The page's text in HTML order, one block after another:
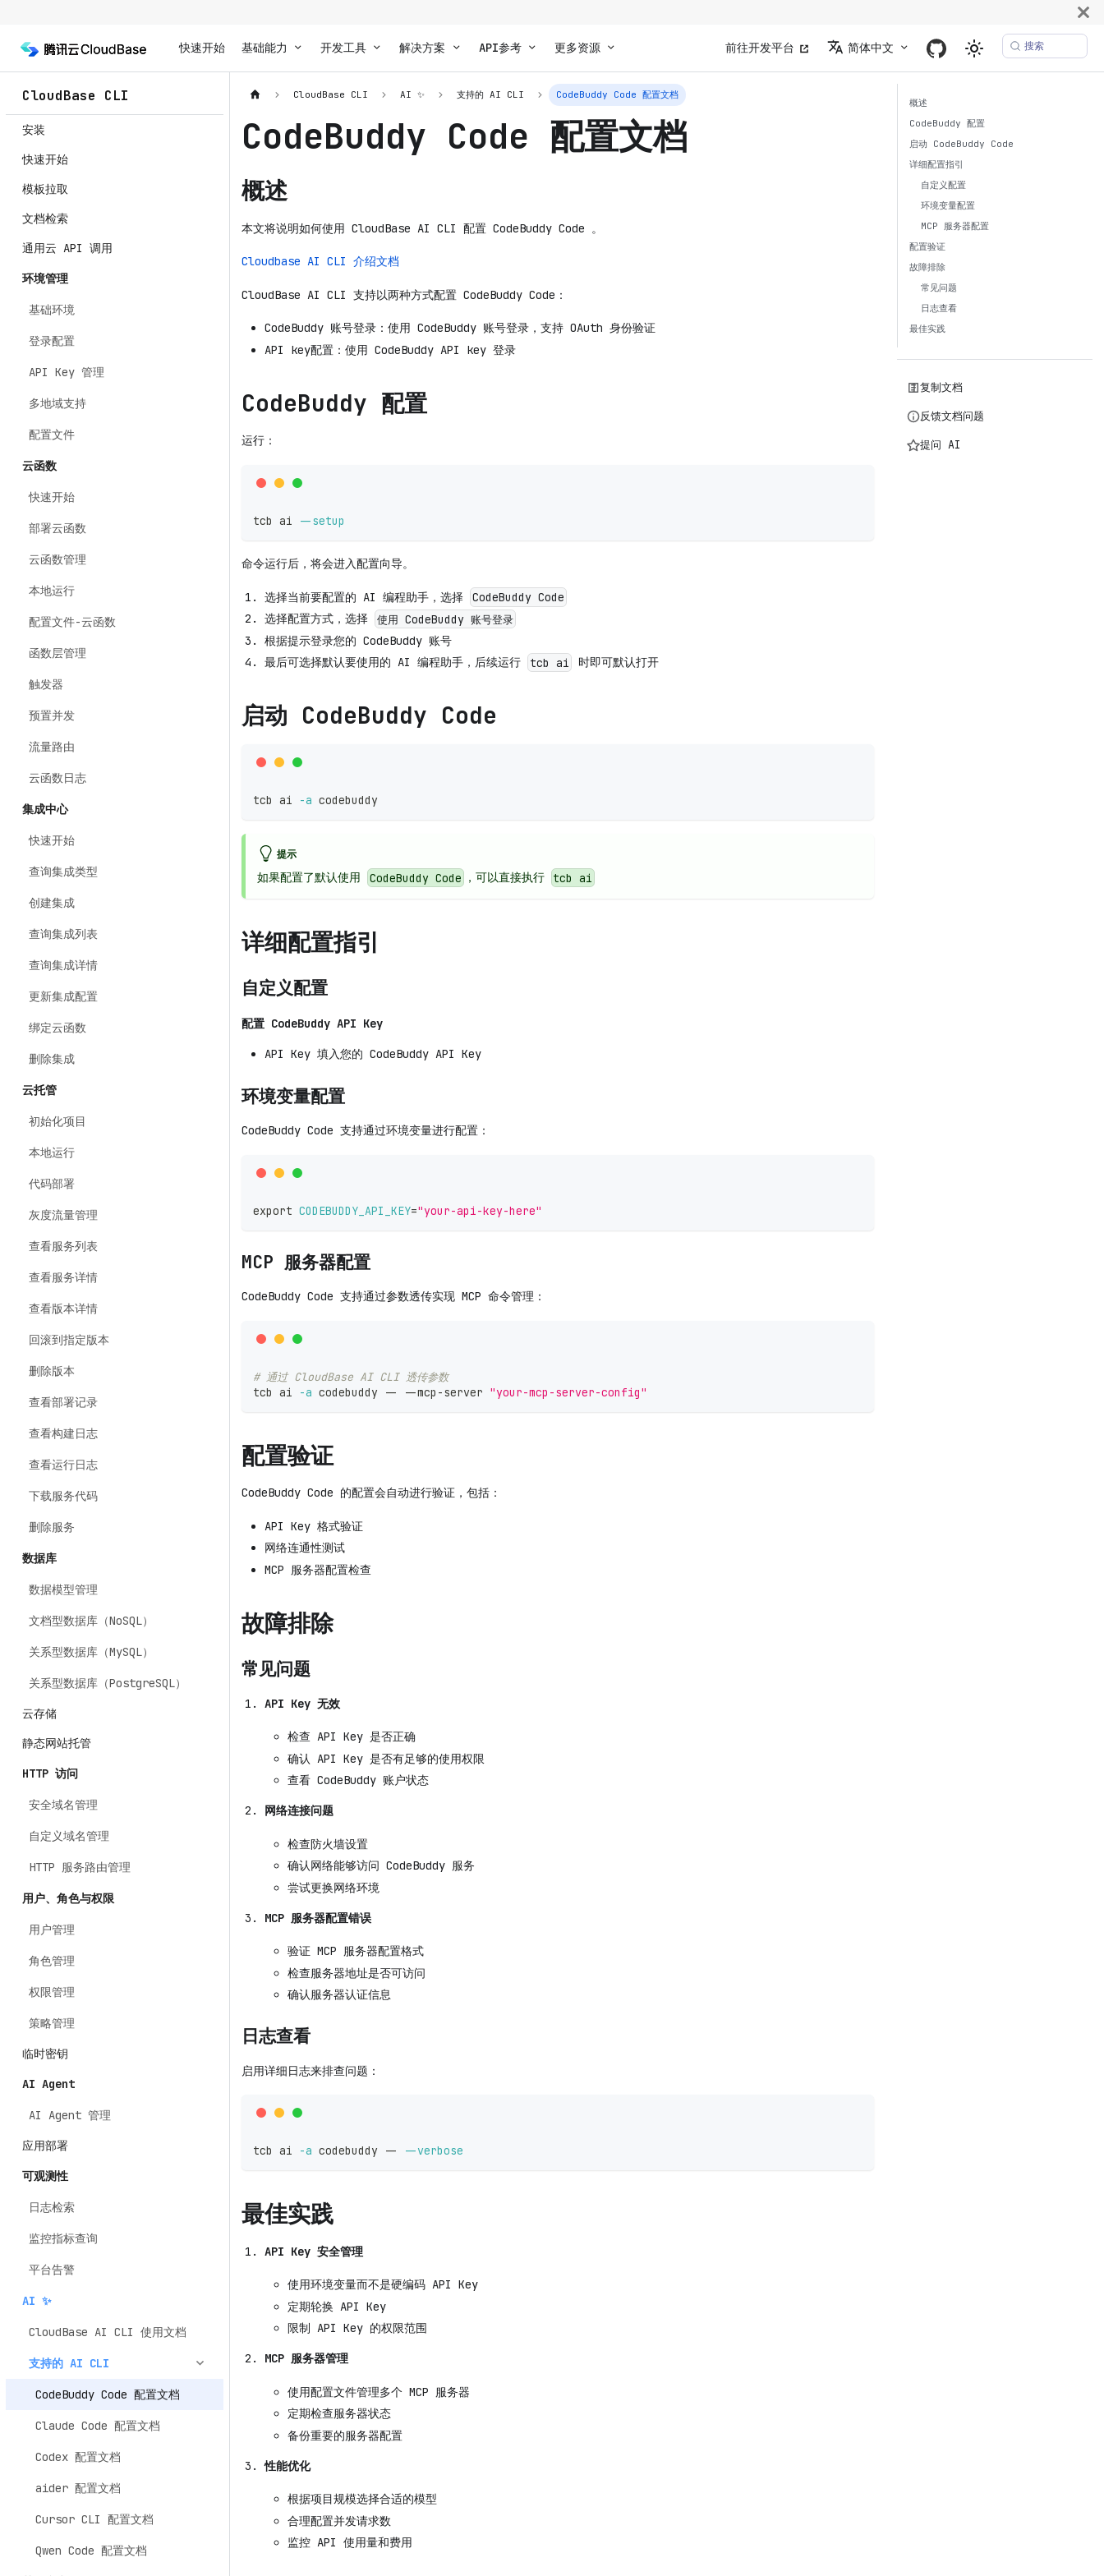
快速开始 基础能力 开发工具 解决方案 API参考 更多资源 前往开发平台 简体中文 搜索
CloudBase CLI
安装
快速开始
模板拉取
文档检索
通用云 API 调用
环境管理
基础环境
登录配置
API Key 管理
多地域支持
配置文件
云函数
快速开始
部署云函数
云函数管理
本地运行
配置文件-云函数
函数层管理
触发器
预置并发
流量路由
云函数日志
集成中心
快速开始
查询集成类型
创建集成
查询集成列表
查询集成详情
更新集成配置
绑定云函数
删除集成
云托管
初始化项目
本地运行
代码部署
灰度流量管理
查看服务列表
查看服务详情
查看版本详情
回滚到指定版本
删除版本
查看部署记录
查看构建日志
查看运行日志
下载服务代码
删除服务
数据库
数据模型管理
文档型数据库（NoSQL）
关系型数据库（MySQL）
关系型数据库（PostgreSQL）
云存储
静态网站托管
HTTP 访问
安全域名管理
自定义域名管理
HTTP 服务路由管理
用户、角色与权限
用户管理
角色管理
权限管理
策略管理
临时密钥
AI Agent
AI Agent 管理
应用部署
可观测性
日志检索
监控指标查询
平台告警
AI ✨
CloudBase AI CLI 使用文档
支持的 AI CLI
CodeBuddy Code 配置文档
Claude Code 配置文档
Codex 配置文档
aider 配置文档
Cursor CLI 配置文档
Qwen Code 配置文档
CloudBase CLI AI ✨ 支持的 AI CLI CodeBuddy Code 配置文档
CodeBuddy Code 配置文档
概述
本文将说明如何使用 CloudBase AI CLI 配置 CodeBuddy Code 。
Cloudbase AI CLI 介绍文档
CloudBase AI CLI 支持以两种方式配置 CodeBuddy Code：
CodeBuddy 账号登录：使用 CodeBuddy 账号登录，支持 OAuth 身份验证
API key配置：使用 CodeBuddy API key 登录
CodeBuddy 配置
运行：
tcb ai --setup
命令运行后，将会进入配置向导。
选择当前要配置的 AI 编程助手，选择
CodeBuddy Code
选择配置方式，选择
使用 CodeBuddy 账号登录
根据提示登录您的 CodeBuddy 账号
最后可选择默认要使用的 AI 编程助手，后续运行
tcb ai 时即可默认打开
启动 CodeBuddy Code
tcb ai -a codebuddy
提示
如果配置了默认使用 CodeBuddy Code ，可以直接执行 tcb ai
详细配置指引
自定义配置
配置 CodeBuddy API Key
API Key 填入您的 CodeBuddy API Key
环境变量配置
CodeBuddy Code 支持通过环境变量进行配置：
export CODEBUDDY_API_KEY="your-api-key-here"
MCP 服务器配置
CodeBuddy Code 支持通过参数透传实现 MCP 命令管理：
# 通过 CloudBase AI CLI 透传参数
tcb ai
-a codebuddy -- --mcp-server "your-mcp-server-config"
配置验证
CodeBuddy Code 的配置会自动进行验证，包括：
API Key 格式验证
网络连通性测试
MCP 服务器配置检查
故障排除
常见问题
API Key 无效
检查 API Key 是否正确
确认 API Key 是否有足够的使用权限
查看 CodeBuddy 账户状态
网络连接问题
检查防火墙设置
确认网络能够访问 CodeBuddy 服务
尝试更换网络环境
MCP 服务器配置错误
验证 MCP 服务器配置格式
检查服务器地址是否可访问
确认服务器认证信息
日志查看
启用详细日志来排查问题：
tcb ai -a codebuddy -- --verbose
最佳实践
API Key 安全管理
使用环境变量而不是硬编码 API Key
定期轮换 API Key
限制 API Key 的权限范围
MCP 服务器管理
使用配置文件管理多个 MCP 服务器
定期检查服务器状态
备份重要的服务器配置
性能优化
根据项目规模选择合适的模型
合理配置并发请求数
监控 API 使用量和费用
概述
CodeBuddy 配置
启动 CodeBuddy Code
详细配置指引
自定义配置
环境变量配置
MCP 服务器配置
配置验证
故障排除
常见问题
日志查看
最佳实践
复制文档
反馈文档问题
提问 AI